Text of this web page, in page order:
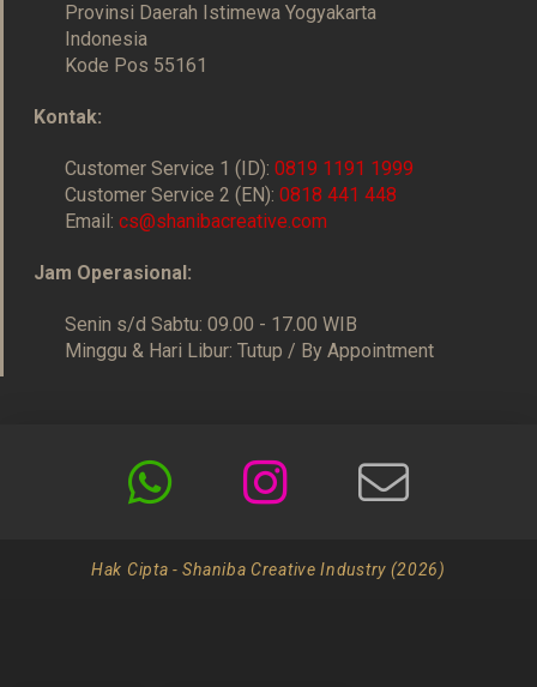
Provinsi Daerah Istimewa Yogyakarta
Indonesia
Kode Pos 55161
Kontak:
Customer Service 1 (ID):0819 1191 1999
Customer Service 2 (EN):0818 441 448
Email:cs@shanibacreative.com
Jam Operasional:
Senin s/d Sabtu: 09.00 - 17.00 WIB
Minggu & Hari Libur: Tutup / By Appointment
Hak Cipta - Shaniba Creative Industry (2026)